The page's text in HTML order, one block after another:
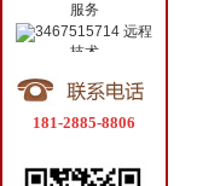
服务
远程
技术
181-2885-8806